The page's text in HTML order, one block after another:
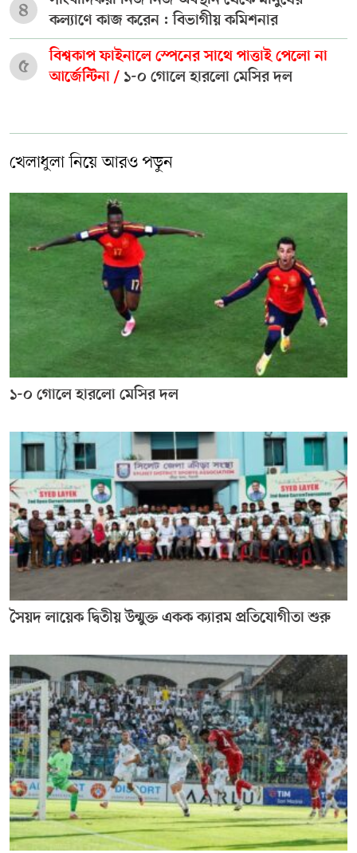
৪
কল্যাণে কাজ করেন : বিভাগীয় কমিশনার
৫
বিশ্বকাপ ফাইনালে স্পেনের সাথে পাত্তাই পেলো না
আর্জেন্টিনা / ১-০ গোলে হারলো মেসির দল
খেলাধুলা নিয়ে আরও পড়ুন
১-০ গোলে হারলো মেসির দল
সৈয়দ লায়েক দ্বিতীয় উন্মুক্ত একক ক্যারম প্রতিযোগীতা শুরু